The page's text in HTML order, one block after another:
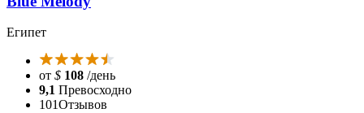
Египет
от $ 108 /день
9,1 Превосходно
101Отзывов